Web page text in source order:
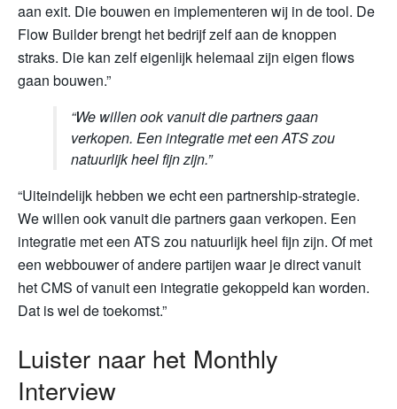
aan exit. Die bouwen en implementeren wij in de tool. De
Flow Builder brengt het bedrijf zelf aan de knoppen
straks. Die kan zelf eigenlijk helemaal zijn eigen flows
gaan bouwen.”
“We willen ook vanuit die partners gaan
verkopen. Een integratie met een ATS zou
natuurlijk heel fijn zijn.”
“Uiteindelijk hebben we echt een partnership-strategie.
We willen ook vanuit die partners gaan verkopen. Een
integratie met een ATS zou natuurlijk heel fijn zijn. Of met
een webbouwer of andere partijen waar je direct vanuit
het CMS of vanuit een integratie gekoppeld kan worden.
Dat is wel de toekomst.”
Luister naar het Monthly
Interview